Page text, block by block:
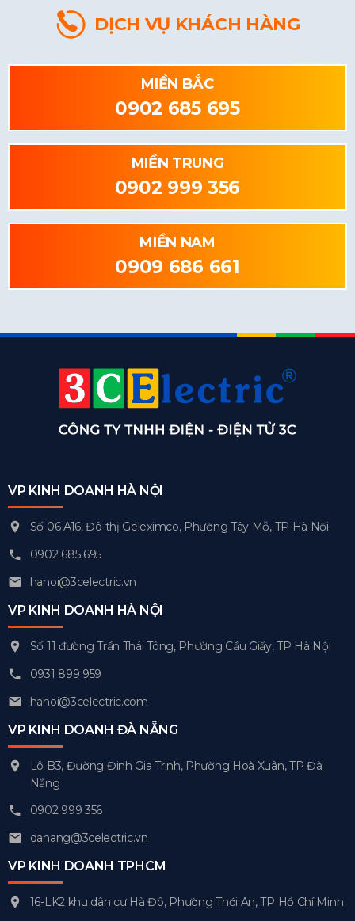
DỊCH VỤ KHÁCH HÀNG
MIỀN BẮC
0902 685 695
MIỀN TRUNG
0902 999 356
MIỀN NAM
0909 686 661
VP KINH DOANH HÀ NỘI
Số 06 A16, Đô thị Geleximco, Phường Tây Mỗ, TP Hà Nội
0902 685 695
hanoi@3celectric.vn
VP KINH DOANH HÀ NỘI
Số 11 đường Trần Thái Tông, Phường Cầu Giấy, TP Hà Nội
0931 899 959
hanoi@3celectric.com
VP KINH DOANH ĐÀ NẴNG
Lô B3, Đường Đinh Gia Trinh, Phường Hoà Xuân, TP Đà
Nẵng
0902 999 356
danang@3celectric.vn
VP KINH DOANH TPHCM
16-LK2 khu dân cư Hà Đô, Phường Thới An, TP Hồ Chí Minh